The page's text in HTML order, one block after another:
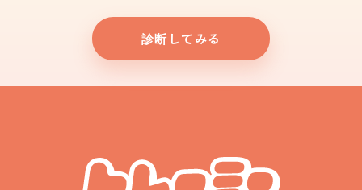
診断してみる